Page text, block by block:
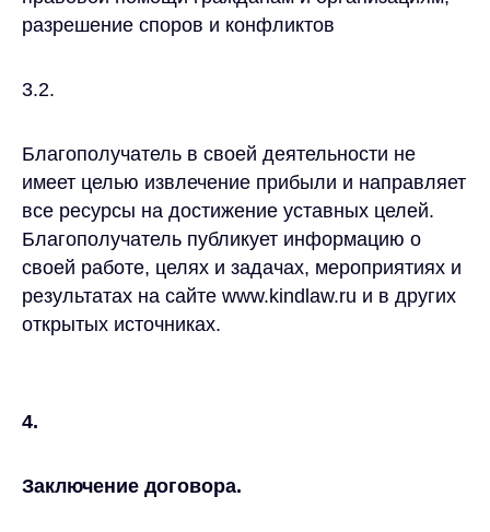
разрешение споров и конфликтов
3.2.
Благополучатель в своей деятельности не
имеет целью извлечение прибыли и направляет
все ресурсы на достижение уставных целей.
Благополучатель публикует информацию о
своей работе, целях и задачах, мероприятиях и
результатах на сайте www.kindlaw.ru и в других
открытых источниках.
4.
Заключение договора.